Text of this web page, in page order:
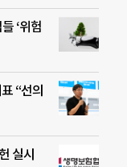
‘위험
“선의
실시